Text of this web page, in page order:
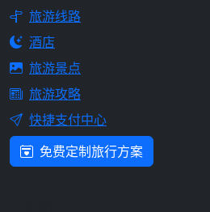
旅游线路
酒店
旅游景点
旅游攻略
快捷支付中心
免费定制旅行方案